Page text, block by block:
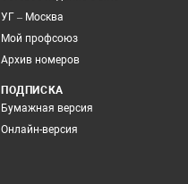
УГ – Москва
Мой профсоюз
Архив номеров
ПОДПИСКА
Бумажная версия
Онлайн-версия